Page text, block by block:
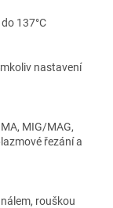
137°C
nastavení
MIG/MAG,
řezání a
rouškou